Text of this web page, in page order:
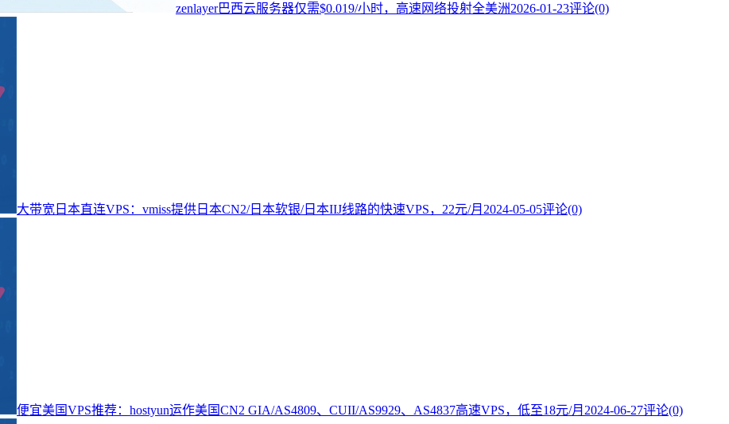
zenlayer巴西云服务器仅需$0.019/小时，高速网络投射全美洲2026-01-23评论(0)
大带宽日本直连VPS：vmiss提供日本CN2/日本软银/日本IIJ线路的快速VPS，22元/月 2024-05-05评论(0)
便宜美国VPS推荐：hostyun运作美国CN2 GIA/AS4809、CUII/AS9929、AS4837高速VPS，低至18元/月 2024-06-27评论(0)